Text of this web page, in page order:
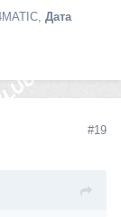
Дата
#19